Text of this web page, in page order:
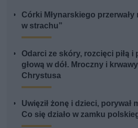
Córki Młynarskiego
w strachu”
Odarci ze skóry, rozcięci piłą
głową w dół. Mroczny i
Chrystusa
Uwięził żonę i dzieci, porywał
Co się działo w zamku